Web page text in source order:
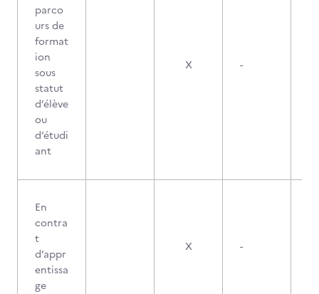
parco
urs de
format
ion
sous
statut
d’élève
ou
d’étudi
ant
X -
En
contra
t
d’appr
entissa
ge
X -